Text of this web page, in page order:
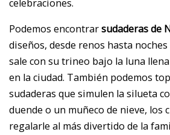
celebraciones.
Podemos encontrarsudaderas de
diseños, desde renos hasta
sale con su trineo bajo la luna
en la ciudad. También podemos
sudaderas que simulen la silueta
duende o un muñeco de nieve, los
regalarle al más divertido de la